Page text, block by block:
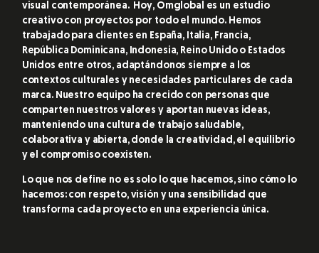
visual contemporánea. Hoy, Omglobal es un estudio
creativo con proyectos por todo el mundo. Hemos
trabajado para clientes en España, Italia, Francia,
República Dominicana, Indonesia, Reino Unido o Estados
Unidos entre otros, adaptándonos siempre a los
contextos culturales y necesidades particulares de cada
marca. Nuestro equipo ha crecido con personas que
comparten nuestros valores y aportan nuevas ideas,
manteniendo una cultura de trabajo saludable,
colaborativa y abierta, donde la creatividad, el equilibrio
y el compromiso coexisten.
Lo que nos define no es solo lo que hacemos, sino cómo lo
hacemos: con respeto, visión y una sensibilidad que
transforma cada proyecto en una experiencia única.